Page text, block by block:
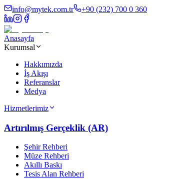
info@mytek.com.tr +90 (232) 700 0 360
Anasayfa
Kurumsal
Hakkımızda
İş Akışı
Referanslar
Medya
Hizmetlerimiz
Artırılmış Gerçeklik (AR)
Şehir Rehberi
Müze Rehberi
Akıllı Baskı
Tesis Alan Rehberi